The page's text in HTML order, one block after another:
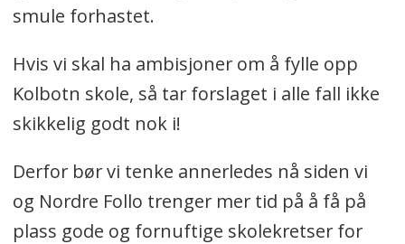
smule forhastet.
Hvis vi skal ha ambisjoner om å fylle opp
Kolbotn skole, så tar forslaget i alle fall ikke
skikkelig godt nok i!
Derfor bør vi tenke annerledes nå siden vi
og Nordre Follo trenger mer tid på å få på
plass gode og fornuftige skolekretser for